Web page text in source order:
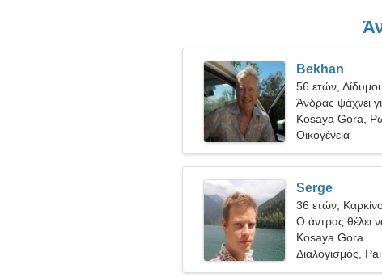
Bekhan
56 ετών, Δίδυμοι
Άνδρας ψάχνει
Kosaya Gora,
Οικογένεια
Serge
36 ετών,
Ο άντρας θέλει
Kosaya Gora
Διαλογισμός,